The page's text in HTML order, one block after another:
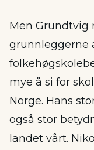
Men Grundtvig
grunnleggerne
mye å si for
Norge. Hans
også stor
landet vårt.